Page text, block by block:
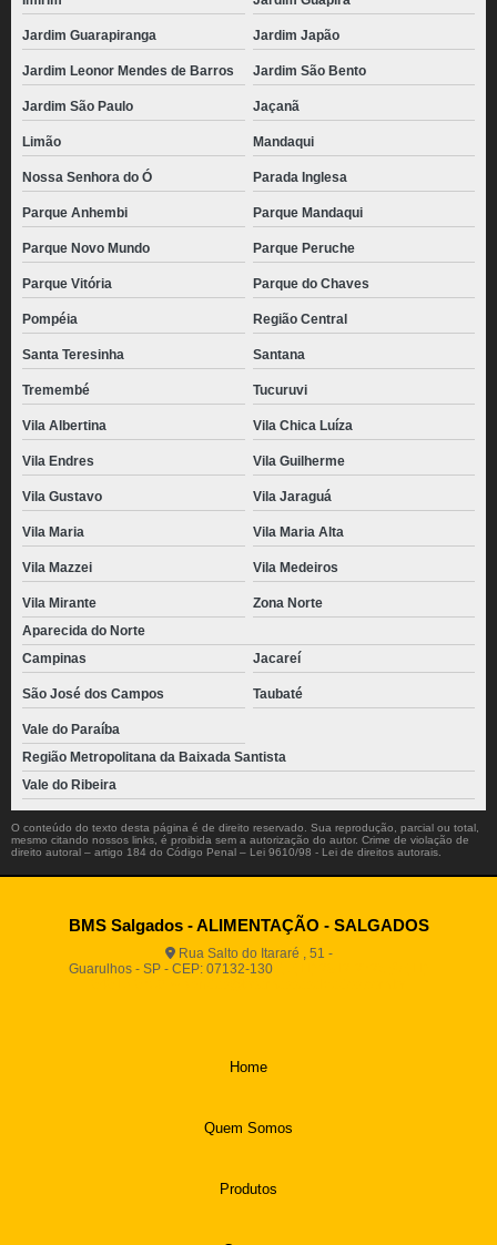
Jardim Guarapiranga Jardim Japão
Jardim Leonor Mendes de Barros Jardim São Bento
Jardim São Paulo Jaçanã
Limão Mandaqui
Nossa Senhora do Ó Parada Inglesa
Parque Anhembi Parque Mandaqui
Parque Novo Mundo Parque Peruche
Parque Vitória Parque do Chaves
Pompéia Região Central
Santa Teresinha Santana
Tremembé Tucuruvi
Vila Albertina Vila Chica Luíza
Vila Endres Vila Guilherme
Vila Gustavo Vila Jaraguá
Vila Maria Vila Maria Alta
Vila Mazzei Vila Medeiros
Vila Mirante
Zona Norte
Aparecida do Norte
Campinas
Jacareí
São José dos Campos Taubaté
Vale do Paraíba
Região Metropolitana da Baixada Santista
Vale do Ribeira
O conteúdo do texto desta página é de direito reservado. Sua reprodução, parcial ou total,
mesmo citando nossos links, é proibida sem a autorização do autor. Crime de violação de
direito autoral – artigo 184 do Código Penal – Lei 9610/98 - Lei de direitos autorais
BMS Salgados - ALIMENTAÇÃO - SALGADOS
Rua Salto do Itararé , 51 -
Guarulhos - SP - CEP: 07132-130
Home
Quem Somos
Produtos